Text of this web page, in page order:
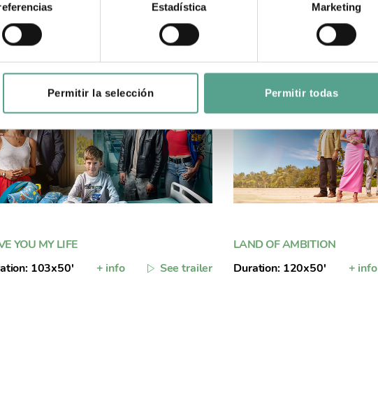
Estadística Marketing
Permitir la selección Permitir todas
YOU MY LIFE
103x50'
+ info See trailer
LAND OF AMBITION
Duration: 120x50'
+ info